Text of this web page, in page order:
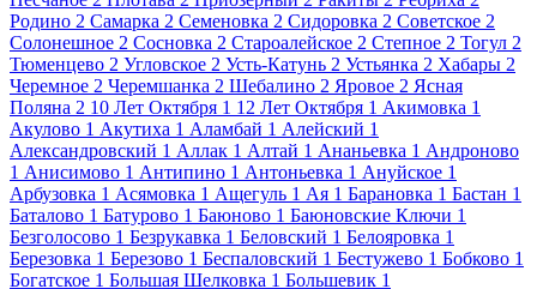
Родино 2 Самарка 2 Семеновка 2 Сидоровка 2 Советское 2
Солонешное 2 Сосновка 2 Староалейское 2 Степное 2 Тогул 2
Тюменцево 2 Угловское 2 Усть-Катунь 2 Устьянка 2 Хабары 2
Черемное 2 Черемшанка 2 Шебалино 2 Яровое 2 Ясная
Поляна 2 10 Лет Октября 1 12 Лет Октября 1 Акимовка 1
Акулово 1 Акутиха 1 Аламбай 1 Алейский 1
Александровский 1 Аллак 1 Алтай 1 Ананьевка 1 Андроново
1 Анисимово 1 Антипино 1 Антоньевка 1 Ануйское 1
Арбузовка 1 Асямовка 1 Ащегуль 1 Ая 1 Барановка 1 Бастан 1
Баталово 1 Батурово 1 Баюново 1 Баюновские Ключи 1
Безголосово 1 Безрукавка 1 Беловский 1 Белояровка 1
Березовка 1 Березово 1 Беспаловский 1 Бестужево 1 Бобково 1
Богатское 1 Большая Шелковка 1 Большевик 1